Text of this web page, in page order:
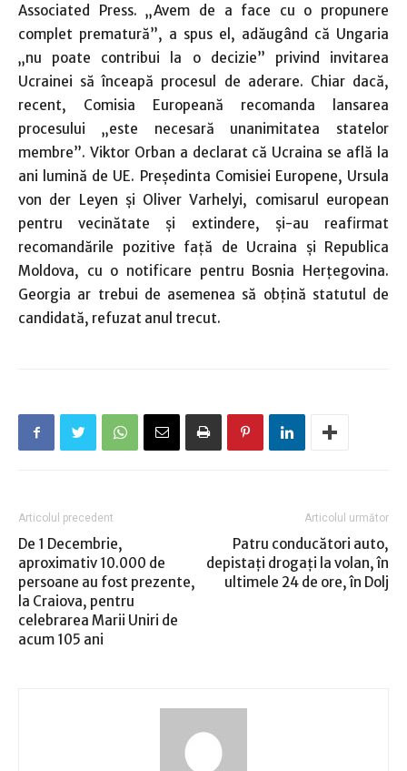
Associated Press. „Avem de a face cu o propunere
complet prematură”, a spus el, adăugând că Ungaria
„nu poate contribui la o decizie” privind invitarea
Ucrainei să înceapă procesul de aderare. Chiar dacă,
recent, Comisia Europeană recomanda lansarea
procesului „este necesară unanimitatea statelor
membre”. Viktor Orban a declarat că Ucraina se află la
ani lumină de UE. Preşedinta Comisiei Europene, Ursula
von der Leyen şi Oliver Varhelyi, comisarul european
pentru vecinătate şi extindere, şi-au reafirmat
recomandările pozitive faţă de Ucraina şi Republica
Moldova, cu o notificare pentru Bosnia Herţegovina.
Georgia ar trebui de asemenea să obţină statutul de
candidată, refuzat anul trecut.
Articolul precedent
De 1 Decembrie,
aproximativ 10.000 de
persoane au fost prezente,
la Craiova, pentru
celebrarea Marii Uniri de
acum 105 ani
Articolul următor
Patru conducători auto,
depistaţi drogaţi la volan, în
ultimele 24 de ore, în Dolj